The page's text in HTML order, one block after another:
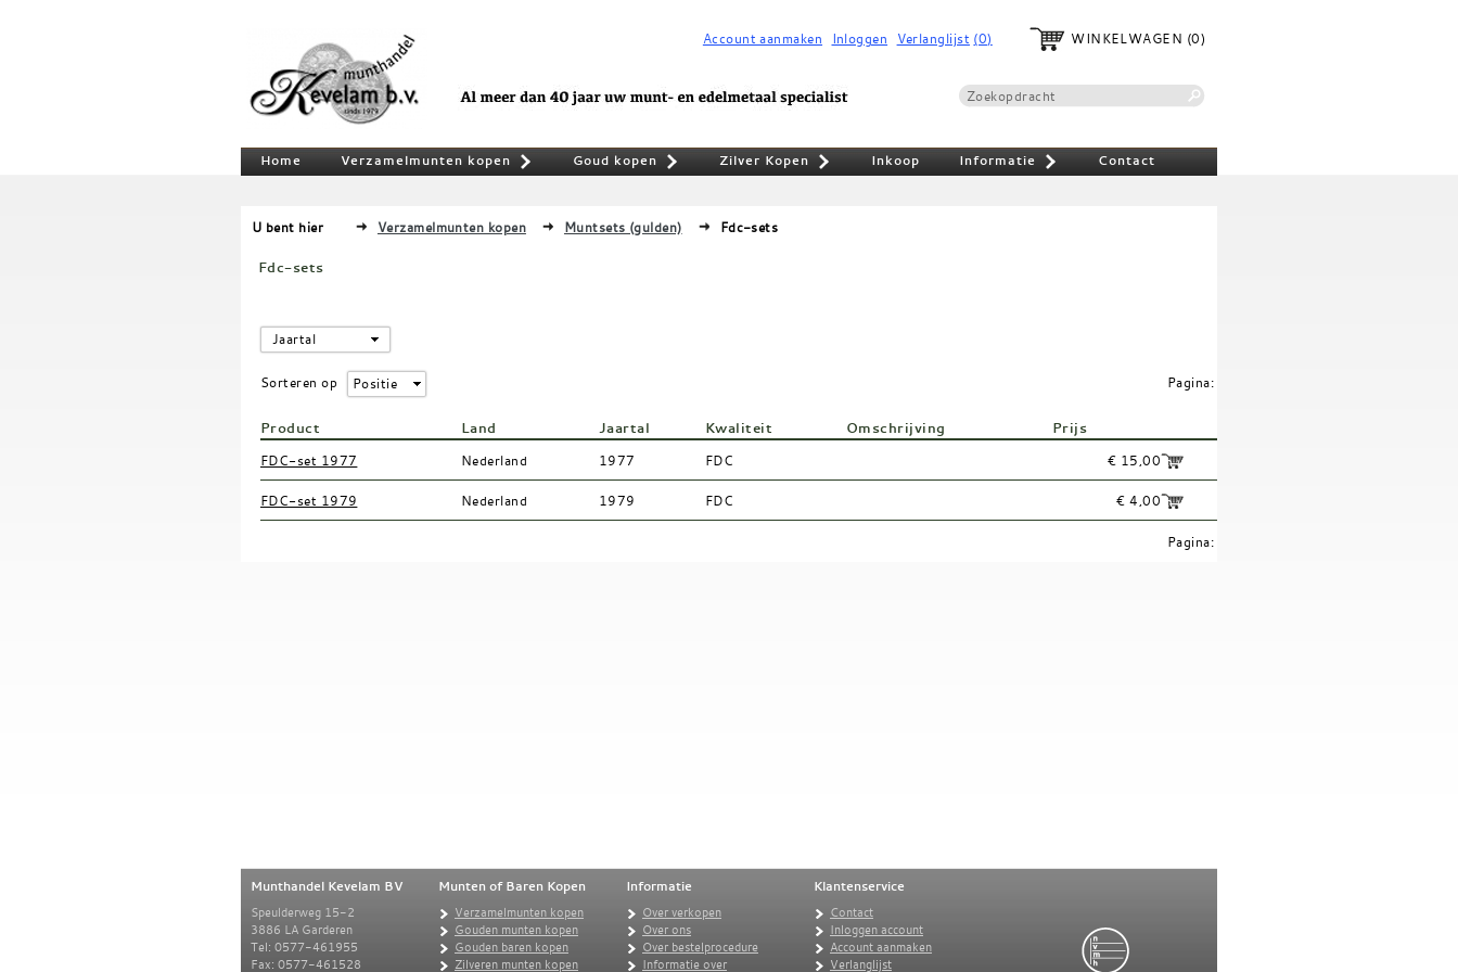
Account aanmaken Inloggen Verlanglijst (0) WINKELWAGEN (0)
Home Verzamelmunten kopen Goud kopen Zilver Kopen Inkoop Informatie Contact
U bent hier Verzamelmunten kopen Muntsets (gulden) Fdc-sets
Fdc-sets
Jaartal
Sorteren op Positie Pagina:
Product Land Jaartal Kwaliteit Omschrijving Prijs
FDC-set 1977 Nederland 1977 FDC € 15,00
FDC-set 1979 Nederland 1979 FDC € 4,00
Pagina:
Munthandel Kevelam BV
Speulderweg 15-2
3886 LA Garderen
Tel: 0577-461955
Fax: 0577-461528
Munten of Baren Kopen
Verzamelmunten kopen
Gouden munten kopen
Gouden baren kopen
Zilveren munten kopen
Informatie
Over verkopen
Over ons
Over bestelprocedure
Informatie over
Klantenservice
Contact
Inloggen account
Account aanmaken
Verlanglijst